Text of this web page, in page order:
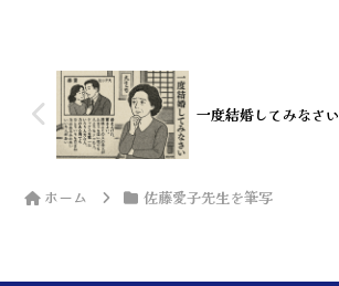
一度結婚してみなさい
ホーム 佐藤愛子先生を筆写